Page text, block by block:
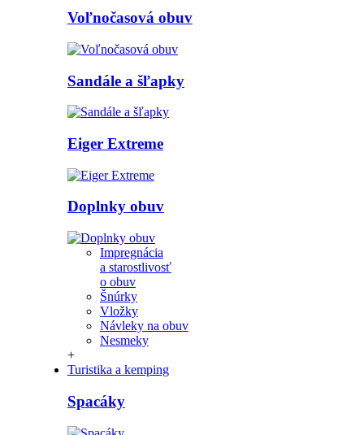
Voľnočasová obuv
Sandále a šľapky
Eiger Extreme
Doplnky obuv
Impregnácia
a starostlivosť
o obuv
Šnúrky
Vložky
Návleky na obuv
Nesmeky
+
Turistika a kemping
Spacáky